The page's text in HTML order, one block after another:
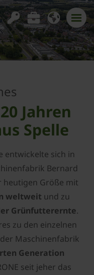
Jahren
Spelle
entwickelte sich in
Bernard
heutigen Größe mit
weltweit und zu
Grünfutterernte.
zu den einzelnen
Maschinenfabrik
Generation
seit jeher das